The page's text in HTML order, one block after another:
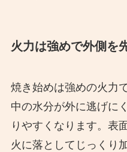
火力は強めで外側を
焼き始めは強めの火力
中の水分が外に逃げに
りやすくなります。表
火に落としてじっくり